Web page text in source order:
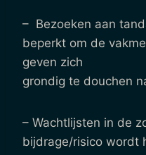
– Bezoeken aan
beperkt om de
geven zich
grondig te douchen
– Wachtlijsten in de
bijdrage/risico wordt